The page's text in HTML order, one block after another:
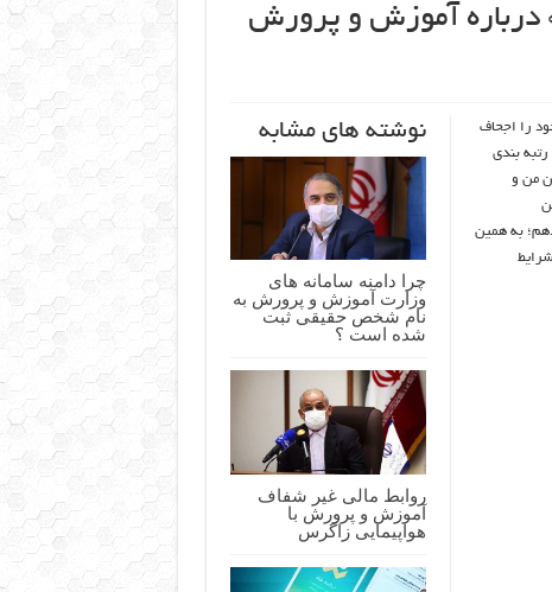
درباره آموزش و پرورش
نوشته های مشابه
چرا دامنه سامانه های
وزارت آموزش و پرورش به
نام شخص حقیقی ثبت
شده است ؟
روابط مالی غیر شفاف
آموزش و پرورش با
هواپیمایی زاگرس
را اجحاف
بندی
من و
به همین